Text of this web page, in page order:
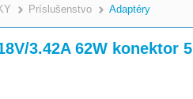
Príslušenstvo Adaptéry
3.42A 62W konektor